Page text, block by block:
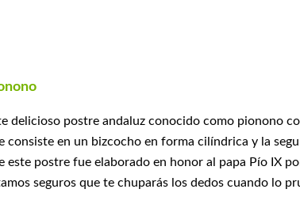
delicioso postre andaluz conocido como pionono
consiste en un bizcocho en forma cilíndrica y la
este postre fue elaborado en honor al papa Pío IX
seguros que te chuparás los dedos cuando lo